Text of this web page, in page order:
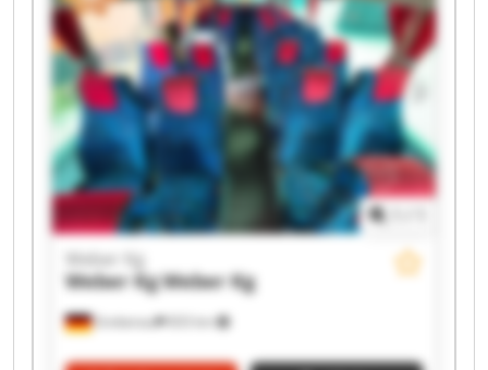
Grebenau 833 km
Weber Kg
Weber KgWeber Kg